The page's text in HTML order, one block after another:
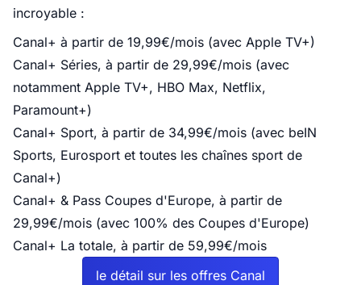
incroyable :
Canal+ à partir de 19,99€/mois (avec Apple TV+)
Canal+ Séries, à partir de 29,99€/mois (avec
notamment Apple TV+, HBO Max, Netflix,
Paramount+)
Canal+ Sport, à partir de 34,99€/mois (avec beIN
Sports, Eurosport et toutes les chaînes sport de
Canal+)
Canal+ & Pass Coupes d'Europe, à partir de
29,99€/mois (avec 100% des Coupes d'Europe)
Canal+ La totale, à partir de 59,99€/mois
le détail sur les offres Canal